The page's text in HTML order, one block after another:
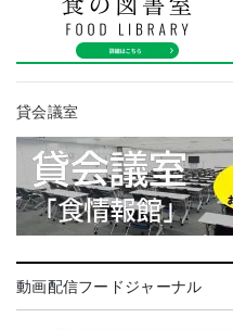
貸会議室
動画配信フードジャーナル